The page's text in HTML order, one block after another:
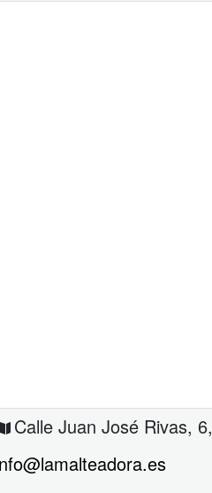
Calle Juan José Rivas, 6,